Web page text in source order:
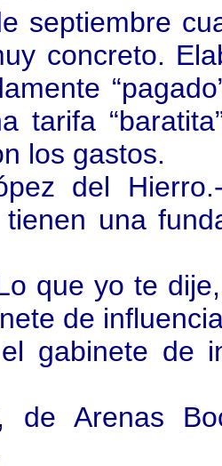
septiembre
concreto.
tarifa
los gastos.
del
tienen una
que yo te
de
gabinete de
Arenas